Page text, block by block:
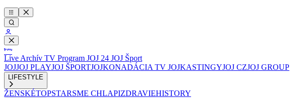
Live Archív TV Program JOJ 24 JOJ Šport
JOJJOJ PLAYJOJ ŠPORTJOJKONADÁCIA TV JOJKASTINGYJOJ CZJOJ GROUP
LIFESTYLE
ŽENSKÉTOPSTARSME CHLAPIZDRAVIEHISTORY